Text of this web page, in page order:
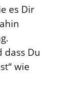
es Dir
dass Du
wie